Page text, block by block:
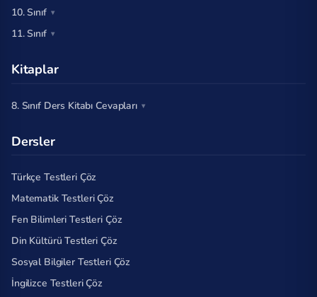
10. Sınıf
11. Sınıf
Kitaplar
8. Sınıf Ders Kitabı Cevapları
Dersler
Türkçe Testleri Çöz
Matematik Testleri Çöz
Fen Bilimleri Testleri Çöz
Din Kültürü Testleri Çöz
Sosyal Bilgiler Testleri Çöz
İngilizce Testleri Çöz